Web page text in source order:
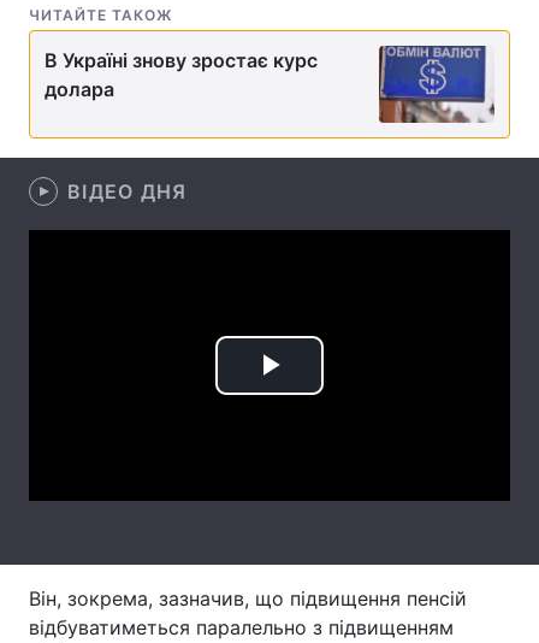
Спорт
Техно і зв'язок Лайт
Здоров'я
Цікавинки Погода
Контакти
Послуги
ЧИТАЙТЕ ТАКОЖ
В Україні знову зростає курс
долара
ВІДЕО ДНЯ
Play
Він, зокрема, зазначив, що підвищення пенсій
відбуватиметься паралельно з підвищенням